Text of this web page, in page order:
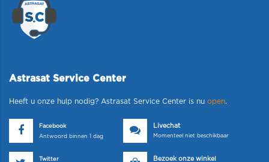
Astrasat Service Center
Heeft u onze hulp nodig? Astrasat Service Center is nu open.
Facebook
Antwoord binnen 1 dag
Livechat
Momenteel niet beschikbaar
Twitter
Bezoek onze winkel